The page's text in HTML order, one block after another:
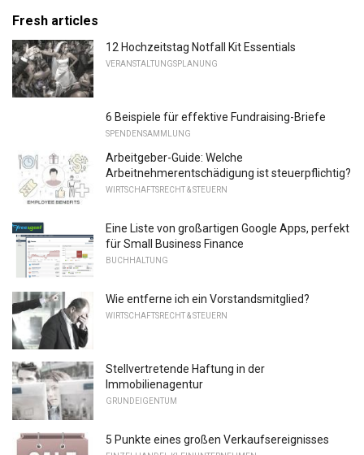
Fresh articles
12 Hochzeitstag Notfall Kit Essentials
VERANSTALTUNGSPLANUNG
6 Beispiele für effektive Fundraising-Briefe
SPENDENSAMMLUNG
Arbeitgeber-Guide: Welche
Arbeitnehmerentschädigung ist steuerpflichtig?
WIRTSCHAFTSRECHT & STEUERN
Eine Liste von großartigen Google Apps, perfekt
für Small Business Finance
BUCHHALTUNG
Wie entferne ich ein Vorstandsmitglied?
WIRTSCHAFTSRECHT & STEUERN
Stellvertretende Haftung in der
Immobilienagentur
GRUNDEIGENTUM
5 Punkte eines großen Verkaufsereignisses